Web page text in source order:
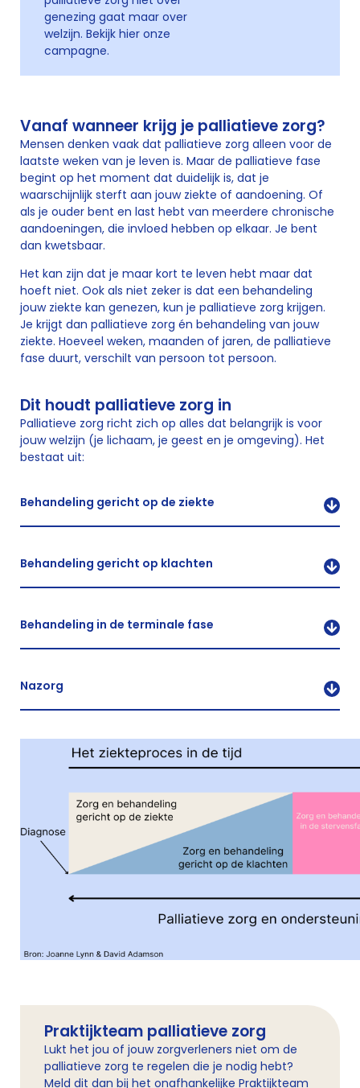
genezing gaat maar over
welzijn. Bekijk hier onze
campagne.
Vanaf wanneer krijg je palliatieve zorg?
Mensen denken vaak dat palliatieve zorg alleen voor de
laatste weken van je leven is. Maar de palliatieve fase
begint op het moment dat duidelijk is, dat je
waarschijnlijk sterft aan jouw ziekte of aandoening. Of
als je ouder bent en last hebt van meerdere chronische
aandoeningen, die invloed hebben op elkaar. Je bent
dan kwetsbaar.
Het kan zijn dat je maar kort te leven hebt maar dat
hoeft niet. Ook als niet zeker is dat een behandeling
jouw ziekte kan genezen, kun je palliatieve zorg krijgen.
Je krijgt dan palliatieve zorg én behandeling van jouw
ziekte. Hoeveel weken, maanden of jaren, de palliatieve
fase duurt, verschilt van persoon tot persoon.
Dit houdt palliatieve zorg in
Palliatieve zorg richt zich op alles dat belangrijk is voor
jouw welzijn (je lichaam, je geest en je omgeving). Het
bestaat uit:
Behandeling gericht op de ziekte
Behandeling gericht op klachten
Behandeling in de terminale fase
Nazorg
Praktijkteam palliatieve zorg
Lukt het jou of jouw zorgverleners niet om de
palliatieve zorg te regelen die je nodig hebt?
Meld dit dan bij het onafhankelijke Praktijkteam